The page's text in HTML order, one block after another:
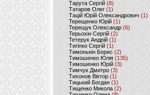
Тарута Сергій (8)
Татаров Олег(1)
Тацій Юрій Олександрович(1)
Терещенко Юрій(1)
Терещук Олександр(6)
Терьохін Сергій (2)
Тетерук Андрій (1)
Тигіпко Сергій(1)
Тимонькін Борис (2)
Тимошенко Юлія (135)
Тимошенко Юрій(3)
Тимчук Дмитро (3)
Тихонов Віктор (1)
Тицький Богдан (1)
Тищенко Микола (2)